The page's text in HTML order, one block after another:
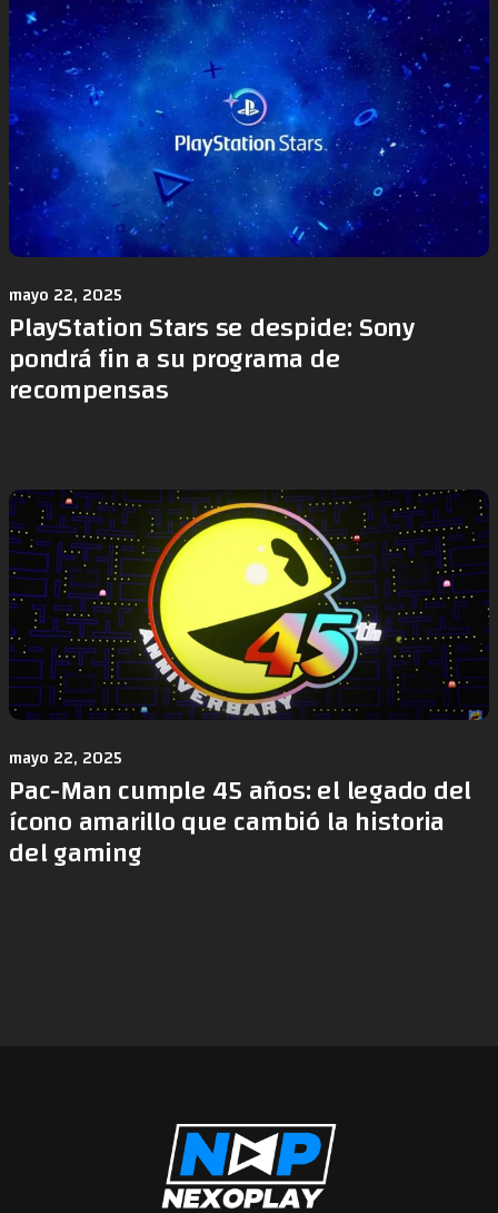
mayo 22, 2025
PlayStation Stars se despide: Sony
pondrá fin a su programa de
recompensas
mayo 22, 2025
Pac-Man cumple 45 años: el legado del
ícono amarillo que cambió la historia
del gaming